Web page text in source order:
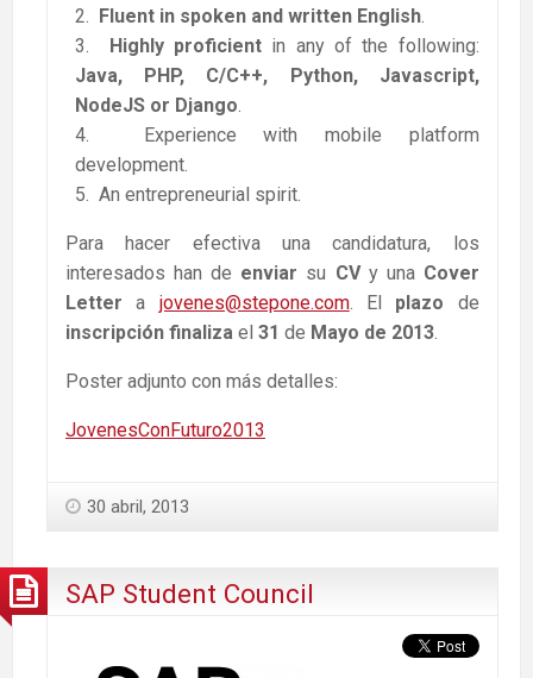
Fluent in spoken and written English.
Highly proficient in any of the following:
Java, PHP, C/C++, Python, Javascript,
NodeJS or Django.
Experience with mobile platform
development.
An entrepreneurial spirit.
Para hacer efectiva una candidatura, los
interesados han de enviar su CVy una Cover
Letter a jovenes@stepone.com. El plazo de
inscripción finaliza el 31 de Mayo de 2013.
Poster adjunto con más detalles:
JovenesConFuturo2013
30 abril, 2013
SAP Student Council